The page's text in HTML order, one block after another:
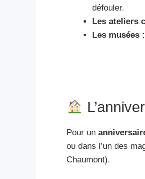
défouler.
Les ateliers
Les musées :
Pour un
ou dans l’un des
Chaumont).